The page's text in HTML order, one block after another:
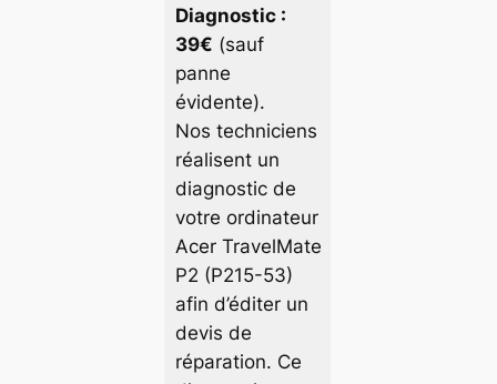
Diagnostic :
39€ (sauf
panne
évidente).
Nos techniciens
réalisent un
diagnostic de
votre ordinateur
Acer TravelMate
P2 (P215-53)
afin d’éditer un
devis de
réparation. Ce